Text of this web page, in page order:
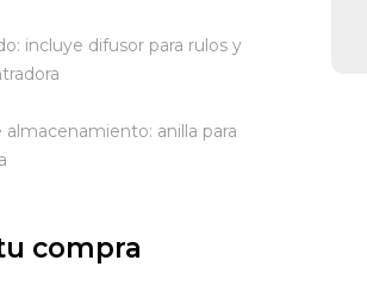
incluye difusor para rulos y
almacenamiento: anilla para
compra